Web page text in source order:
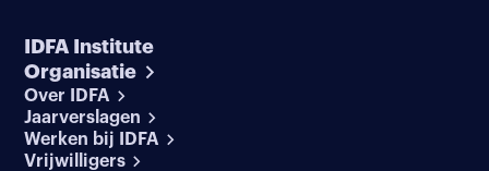
IDFA Institute
Organisatie
Over IDFA
Jaarverslagen
Werken bij IDFA
Vrijwilligers